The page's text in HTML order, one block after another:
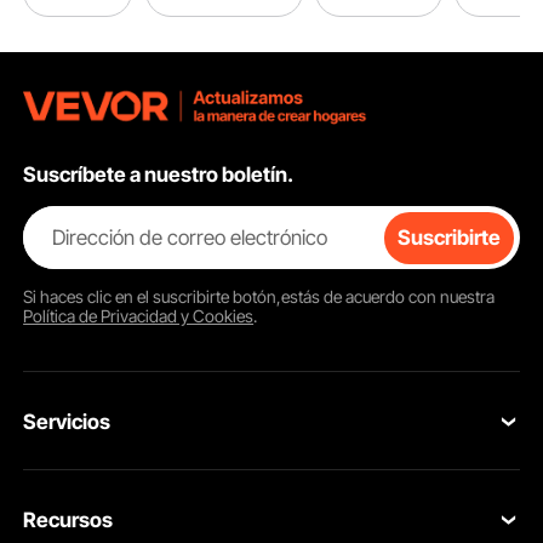
Suscríbete a nuestro boletín.
Dirección de correo electrónico Suscribirte
Si haces clic en elsuscribirtebotón,estás de acuerdo con nuestra
Política de Privacidad y Cookies.
Servicios
Tus Pedidos
Recursos